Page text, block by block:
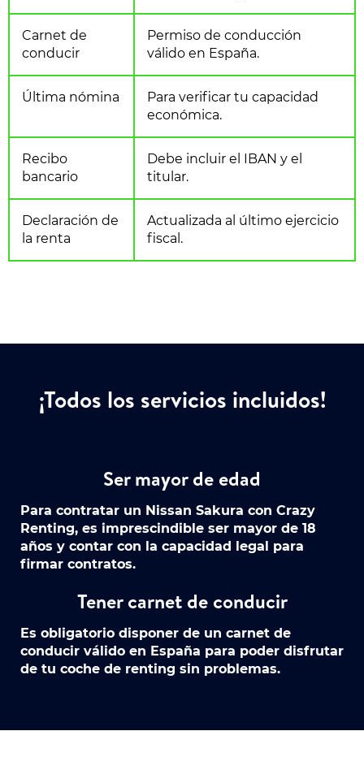
Carnet de
conducir
Permiso de conducción
válido en España.
Última nómina
Para verificar tu capacidad
económica.
Recibo
bancario
Debe incluir el IBAN y el
titular.
Declaración de
la renta
Actualizada al último ejercicio
fiscal.
¡Todos los servicios incluidos!
Ser mayor de edad
Para contratar un Nissan Sakura con Crazy
Renting, es imprescindible ser mayor de 18
años y contar con la capacidad legal para
firmar contratos.
Tener carnet de conducir
Es obligatorio disponer de un carnet de
conducir válido en España para poder disfrutar
de tu coche de renting sin problemas.